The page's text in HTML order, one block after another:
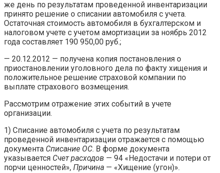
же день по результатам проведенной инвентаризации
принято решение о списании автомобиля с учета.
Остаточная стоимость автомобиля в бухгалтерском и
налоговом учете с учетом амортизации за ноябрь 2012
года составляет 190 950,00 руб.;
— 20.12.2012 — получена копия постановления о
приостановлении уголовного дела по факту хищения и
положительное решение страховой компании по
выплате страхового возмещения.
Рассмотрим отражение этих событий в учете
организации.
1) Списание автомобиля с учета по результатам
проведенной инвентаризации отражается с помощью
документа Списание ОС. В форме документа
указывается Счет расходов — 94 «Недостачи и потери от
порчи ценностей», Причина — «Хищение (угон)».